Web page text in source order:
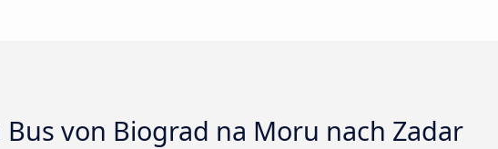
von Biograd na Moru nach Zadar